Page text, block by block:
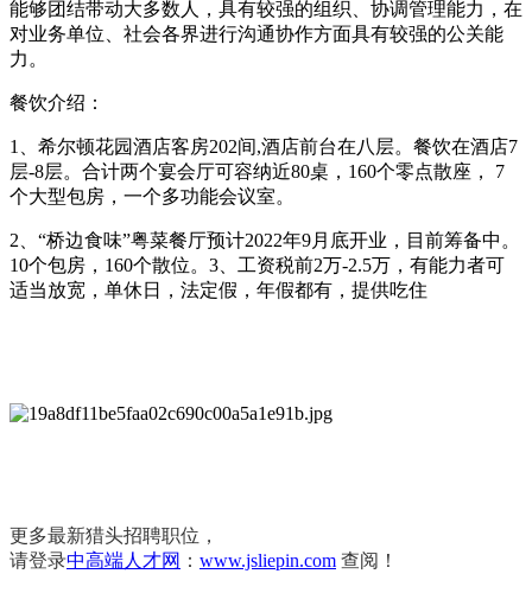
能够团结带动大多数人，具有较强的组织、协调管理能力，在
对业务单位、社会各界进行沟通协作方面具有较强的公关能
力。
餐饮介绍：
1、希尔顿花园酒店客房202间,酒店前台在八层。餐饮在酒店7
层-8层。合计两个宴会厅可容纳近80桌，160个零点散座， 7
个大型包房，一个多功能会议室。
2、“桥边食味”粤菜餐厅预计2022年9月底开业，目前筹备中。
10个包房，160个散位。3、工资税前2万-2.5万，有能力者可
适当放宽，单休日，法定假，年假都有，提供吃住
更多最新猎头招聘职位，
请登录中高端人才网 ： www.jsliepin.com 查阅！